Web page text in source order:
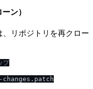
ン）
リポジトリを再クロー
プ